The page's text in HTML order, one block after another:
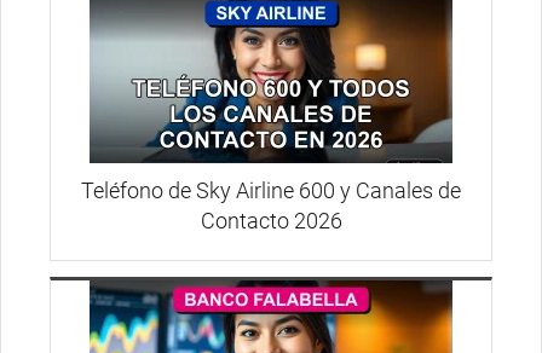
Teléfono de Sky Airline 600 y Canales de
Contacto 2026